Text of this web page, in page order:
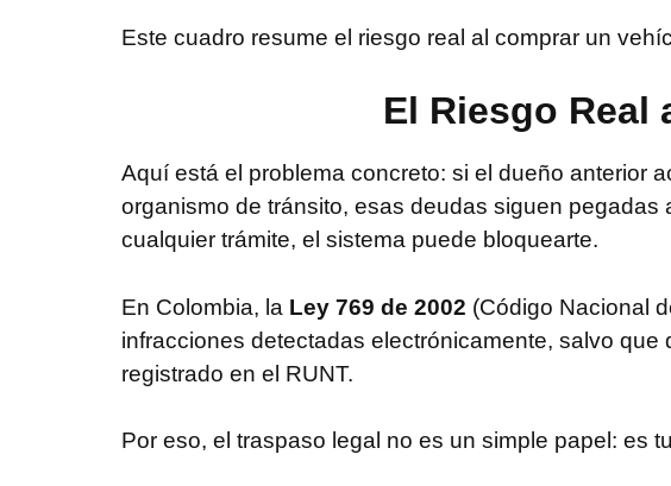
Este cuadro resume el riesgo real al comprar un
El Riesgo Real
Aquí está el problema concreto: si el dueño anterior
organismo de tránsito, esas deudas siguen
cualquier trámite, el sistema puede bloquearte.
En Colombia, la Ley 769 de 2002 (Código Nacional
infracciones detectadas electrónicamente, salvo
registrado en el RUNT.
Por eso, el traspaso legal no es un simple papel: es